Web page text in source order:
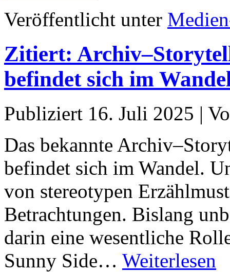
Veröffentlicht unter
Zitiert:
befindet sich im
Publiziert 16. Juli 2025 |
Das bekannte
befindet sich im Wandel.
von stereotypen
Betrachtungen. Bislang
darin eine wesentliche
Sunny Side… Weiterlesen